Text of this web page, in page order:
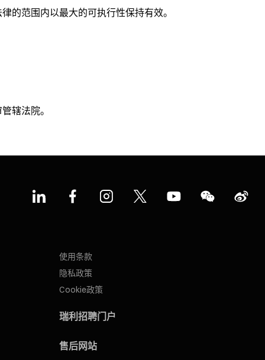
的范围内以最大的可执行性保持有效。
辖法院。
使用条款
隐私政策
Cookie政策
瑞利招聘门户
售后网站